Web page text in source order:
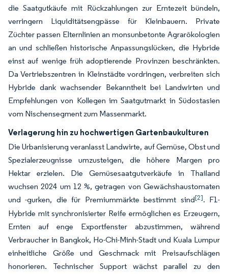
die Saatgutkäufe mit Rückzahlungen zur Erntezeit bündeln,
verringern Liquiditätsengpässe für Kleinbauern. Private
Züchter passen Elternlinien an monsunbetonte Agrarökologien
an und schließen historische Anpassungslücken, die Hybride
einst auf wenige früh adoptierende Provinzen beschränkten.
Da Vertriebszentren in Kleinstädte vordringen, verbreiten sich
Hybride dank wachsender Bekanntheit bei Landwirten und
Empfehlungen von Kollegen im Saatgutmarkt in Südostasien
vom Nischensegment zum Massenmarkt.
Verlagerung hin zu hochwertigen Gartenbaukulturen
Die Urbanisierung veranlasst Landwirte, auf Gemüse, Obst und
Spezialerzeugnisse umzusteigen, die höhere Margen pro
Hektar erzielen. Die Gemüsesaatgutverkäufe in Thailand
wuchsen 2024 um 12 %, getragen von Gewächshaustomaten
und -gurken, die für Premiummärkte bestimmt sind[2]. F1-
Hybride mit synchronisierter Reife ermöglichen es Erzeugern,
Ernten auf enge Exportfenster abzustimmen, während
Verbraucher in Bangkok, Ho-Chi-Minh-Stadt und Kuala Lumpur
einheitliche Größe und Geschmack mit Preisaufschlägen
honorieren. Technischer Support wächst parallel zu den